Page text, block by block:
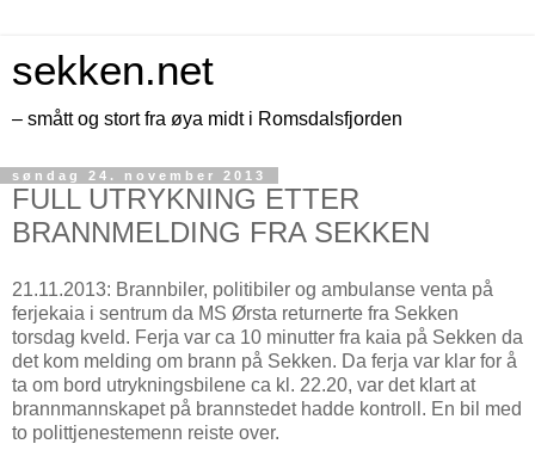
sekken.net
– smått og stort fra øya midt i Romsdalsfjorden
søndag 24. november 2013
FULL UTRYKNING ETTER
BRANNMELDING FRA SEKKEN
21.11.2013: Brannbiler, politibiler og ambulanse venta på
ferjekaia i sentrum da MS Ørsta returnerte fra Sekken
torsdag kveld. Ferja var ca 10 minutter fra kaia på Sekken da
det kom melding om brann på Sekken. Da ferja var klar for å
ta om bord utrykningsbilene ca kl. 22.20, var det klart at
brannmannskapet på brannstedet hadde kontroll. En bil med
to polittjenestemenn reiste over.